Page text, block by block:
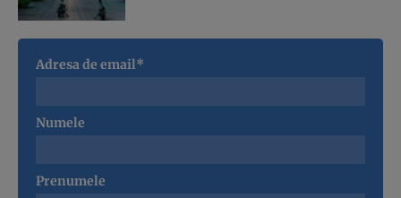
Adresa de email*
Numele
Prenumele